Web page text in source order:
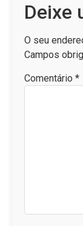
Deixe
O seu
Campos
Comentário *